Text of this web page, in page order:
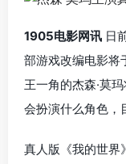
1905电影网讯 日
部游戏改编电影
王一角的杰森·莫
会扮演什么角色，
真人版《我的世界